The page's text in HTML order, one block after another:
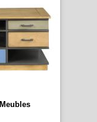
Meubles